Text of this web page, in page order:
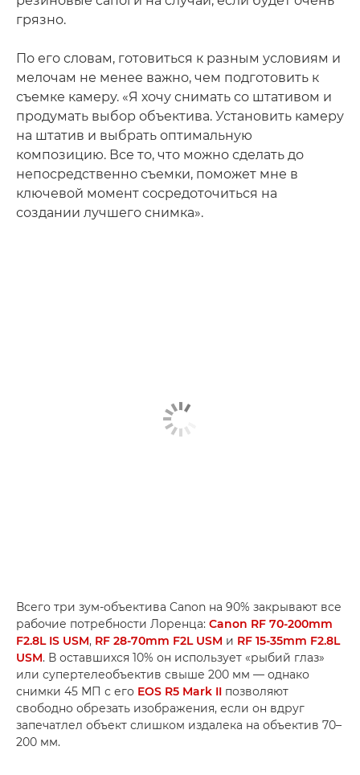
грязно.
По его словам, готовиться к разным условиям и
мелочам не менее важно, чем подготовить к
съемке камеру. «Я хочу снимать со штативом и
продумать выбор объектива. Установить камеру
на штатив и выбрать оптимальную
композицию. Все то, что можно сделать до
непосредственно съемки, поможет мне в
ключевой момент сосредоточиться на
создании лучшего снимка».
Всего три зум-объектива Canon на 90% закрывают все
рабочие потребности Лоренца: Canon RF 70-200mm
F2.8L IS USM, RF 28-70mm F2L USM и RF 15-35mm F2.8L
USM. В оставшихся 10% он использует «рыбий глаз»
или супертелеобъектив свыше 200 мм — однако
снимки 45 МП с его EOS R5 Mark II позволяют
свободно обрезать изображения, если он вдруг
запечатлел объект слишком издалека на объектив 70–
200 мм.